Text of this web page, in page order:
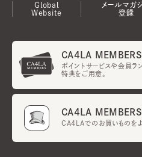
Global
Website
メールマガ
登録
CA4LA MEMBERS
ポイントサービスや会員ラ
特典をご用意。
CA4LA MEMBERS
CA4LAでのお買いものをよ